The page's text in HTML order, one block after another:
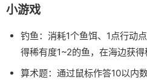
小游戏
钓鱼：消耗1个鱼饵、1点行动
得稀有度1~2的鱼，在海边获得
算术题：通过鼠标作答10以内